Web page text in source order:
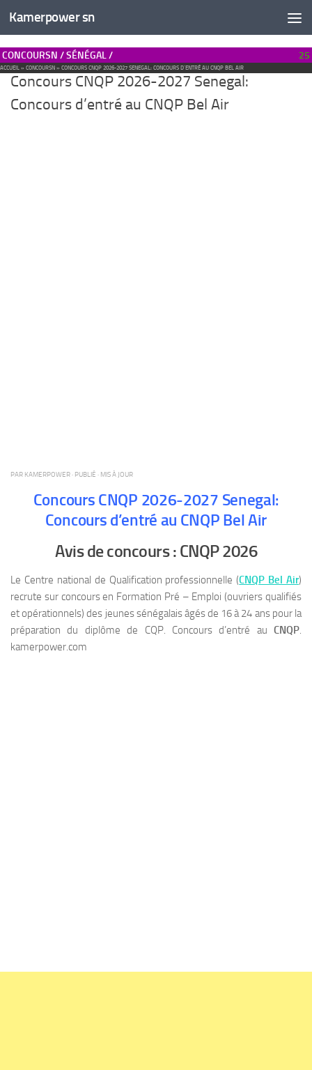
Kamerpower sn
CONCOURSN / SÉNÉGAL / 25
ACCUEIL » CONCOURSN » CONCOURS CNQP 2026-2027 SENEGAL: CONCOURS D’ENTRÉ AU CNQP BEL AIR
Concours CNQP 2026-2027 Senegal:
Concours d’entré au CNQP Bel Air
PAR KAMERPOWER· PUBLIÉ · MIS À JOUR
Concours CNQP 2026-2027 Senegal:
Concours d’entré au CNQP Bel Air
Avis de concours : CNQP 2026
Le Centre national de Qualification professionnelle (CNQP Bel Air)
recrute sur concours en Formation Pré – Emploi (ouvriers qualifiés
et opérationnels) des jeunes sénégalais âgés de 16 à 24 ans pour la
préparation du diplôme de CQP. Concours d’entré au CNQP.
kamerpower.com